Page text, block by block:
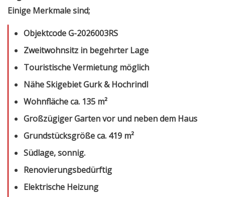
Einige Merkmale sind;
Objektcode G-2026003RS
Zweitwohnsitz in begehrter Lage
Touristische Vermietung möglich
Nähe Skigebiet Gurk & Hochrindl
Wohnfläche ca. 135 m²
Großzügiger Garten vor und neben dem Haus
Grundstücksgröße ca. 419 m²
Südlage, sonnig.
Renovierungsbedürftig
Elektrische Heizung